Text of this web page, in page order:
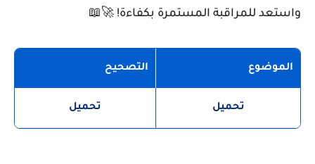
واستعد للمراقبة المستمرة بكفاءة! 🚀📖
الموضوع التصحيح
تحميل تحميل